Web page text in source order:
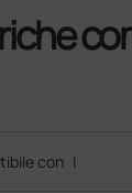
con |